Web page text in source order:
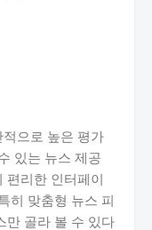
으로 높은 평가
있는 뉴스 제공
편리한 인터페이
히 맞춤형 뉴스 피
만 골라 볼 수 있다